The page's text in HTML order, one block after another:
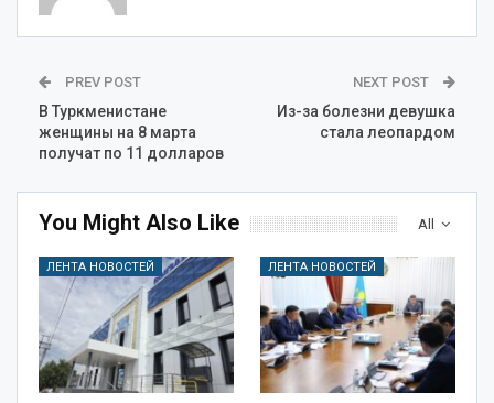
PREV POST
В Туркменистане
женщины на 8 марта
получат по 11 долларов
NEXT POST
Из-за болезни девушка
стала леопардом
All
You Might Also Like
ЛЕНТА НОВОСТЕЙ ЛЕНТА НОВОСТЕЙ